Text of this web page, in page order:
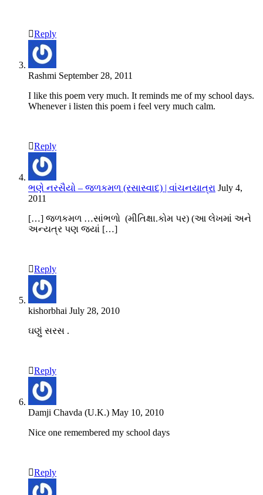
Reply
Rashmi September 28, 2011
I like this poem very much. It reminds me of my school days.
Whenever i listen this poem i feel very much calm.
Reply
ભણે નરસૈયો – જળકમળ (રસાસ્વાદ) | વાંચનયાત્રા July 4,
2011
[…] જળકમળ …સાંભળો (મીતિક્ષા.કોમ પર) (આ લેખમાં અને
અન્યત્ર પણ જ્યાં […]
Reply
kishorbhai July 28, 2010
ઘણું સરસ .
Reply
Damji Chavda (U.K.) May 10, 2010
Nice one remembered my school days
Reply